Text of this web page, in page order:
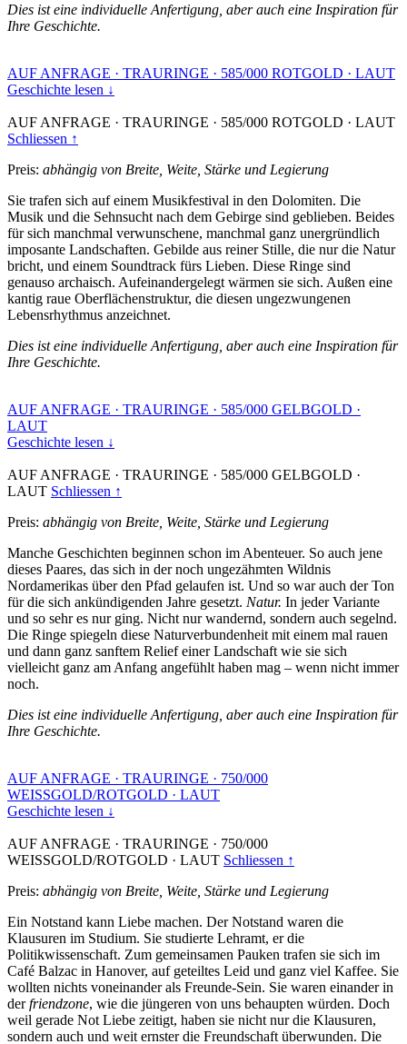
Dies ist eine individuelle Anfertigung, aber auch eine Inspiration für
Ihre Geschichte.
AUF ANFRAGE · TRAURINGE · 585/000 ROTGOLD · LAUT
Geschichte lesen ↓
AUF ANFRAGE · TRAURINGE · 585/000 ROTGOLD · LAUT
Schliessen ↑
Preis: abhängig von Breite, Weite, Stärke und Legierung
Sie trafen sich auf einem Musikfestival in den Dolomiten. Die
Musik und die Sehnsucht nach dem Gebirge sind geblieben. Beides
für sich manchmal verwunschene, manchmal ganz unergründlich
imposante Landschaften. Gebilde aus reiner Stille, die nur die Natur
bricht, und einem Soundtrack fürs Lieben. Diese Ringe sind
genauso archaisch. Aufeinandergelegt wärmen sie sich. Außen eine
kantig raue Oberflächenstruktur, die diesen ungezwungenen
Lebensrhythmus anzeichnet.
Dies ist eine individuelle Anfertigung, aber auch eine Inspiration für
Ihre Geschichte.
AUF ANFRAGE · TRAURINGE · 585/000 GELBGOLD ·
LAUT
Geschichte lesen ↓
AUF ANFRAGE · TRAURINGE · 585/000 GELBGOLD ·
LAUT Schliessen ↑
Preis: abhängig von Breite, Weite, Stärke und Legierung
Manche Geschichten beginnen schon im Abenteuer. So auch jene
dieses Paares, das sich in der noch ungezähmten Wildnis
Nordamerikas über den Pfad gelaufen ist. Und so war auch der Ton
für die sich ankündigenden Jahre gesetzt. Natur. In jeder Variante
und so sehr es nur ging. Nicht nur wandernd, sondern auch segelnd.
Die Ringe spiegeln diese Naturverbundenheit mit einem mal rauen
und dann ganz sanftem Relief einer Landschaft wie sie sich
vielleicht ganz am Anfang angefühlt haben mag – wenn nicht immer
noch.
Dies ist eine individuelle Anfertigung, aber auch eine Inspiration für
Ihre Geschichte.
AUF ANFRAGE · TRAURINGE · 750/000
WEISSGOLD/ROTGOLD · LAUT
Geschichte lesen ↓
AUF ANFRAGE · TRAURINGE · 750/000
WEISSGOLD/ROTGOLD · LAUT Schliessen ↑
Preis: abhängig von Breite, Weite, Stärke und Legierung
Ein Notstand kann Liebe machen. Der Notstand waren die
Klausuren im Studium. Sie studierte Lehramt, er die
Politikwissenschaft. Zum gemeinsamen Pauken trafen sie sich im
Café Balzac in Hanover, auf geteiltes Leid und ganz viel Kaffee. Sie
wollten nichts voneinander als Freunde-Sein. Sie waren einander in
derfriendzone, wie die jüngeren von uns behaupten würden. Doch
weil gerade Not Liebe zeitigt, haben sie nicht nur die Klausuren,
sondern auch und weit ernster die Freundschaft überwunden. Die